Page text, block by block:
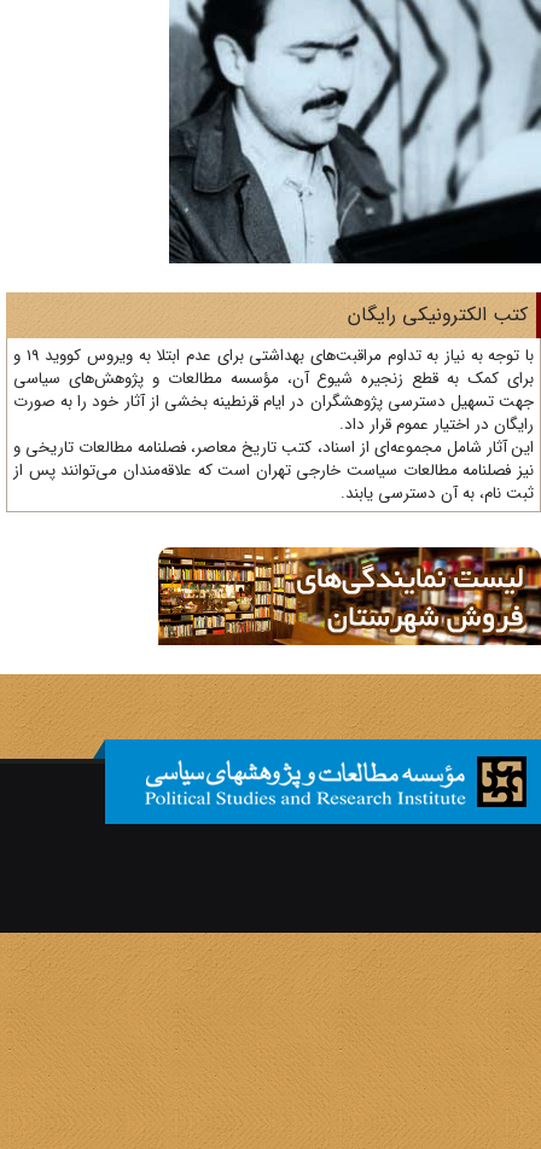
الکترونیکی رایگان
با توجه به نیاز به تداوم مراقبت‌های بهداشتی برای عدم ابتلا به ویروس کووید 19 و
کمک به قطع زنجیره شیوع آن، مؤسسه مطالعات و پژوهش‌های سیاسی
تسهیل دسترسی پژوهشگران در ایام قرنطینه بخشی از آثار خود را به صورت
در اختیار عموم قرار داد.
آثار شامل مجموعه‌ای از اسناد، کتب تاریخ معاصر، فصلنامه‌ مطالعات تاریخی و
فصلنامه مطالعات سیاست خارجی تهران است که علاقه‌مندان می‌توانند پس از
نام، به آن دسترسی یابند.